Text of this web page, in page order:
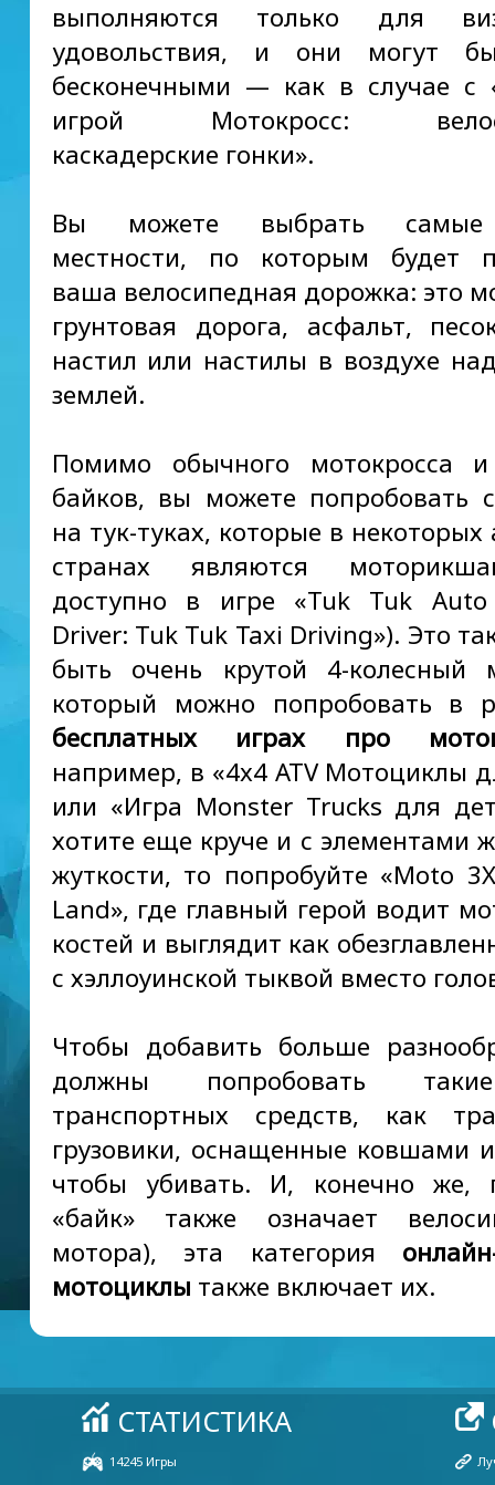
выполняются только для
удовольствия, и они могут
бесконечными — как в случае с
игрой Мотокросс:
каскадерские гонки».
Вы можете выбрать самые
местности, по которым будет
ваша велосипедная дорожка: это
грунтовая дорога, асфальт,
настил или настилы в воздухе
землей.
Помимо обычного мотокросса
байков, вы можете попробовать
на тук-туках, которые в некоторых
странах являются
доступно в игре «Tuk Tuk Auto
Driver: Tuk Tuk Taxi Driving»). Это
быть очень крутой 4-колесный
который можно попробовать в
бесплатных играх про
например, в «4x4 ATV Мотоциклы
или «Игра Monster Trucks для
хотите еще круче и с элементами
жуткости, то попробуйте «Moto
Land», где главный герой водит
костей и выглядит как
с хэллоуинской тыквой вместо
Чтобы добавить больше
должны попробовать
транспортных средств, как
грузовики, оснащенные ковшами
чтобы убивать. И, конечно же,
«байк» также означает
мотора), эта категория
мотоциклы также включает их.